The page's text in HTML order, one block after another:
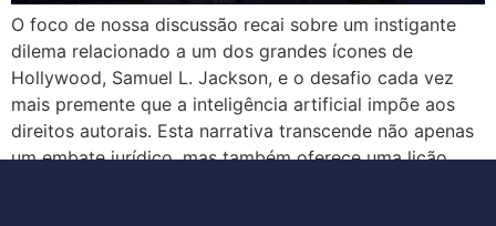
O foco de nossa discussão recai sobre um instigante
dilema relacionado a um dos grandes ícones de
Hollywood, Samuel L. Jackson, e o desafio cada vez
mais premente que a inteligência artificial impõe aos
direitos autorais. Esta narrativa transcende não apenas
um embate jurídico, mas também oferece uma lição